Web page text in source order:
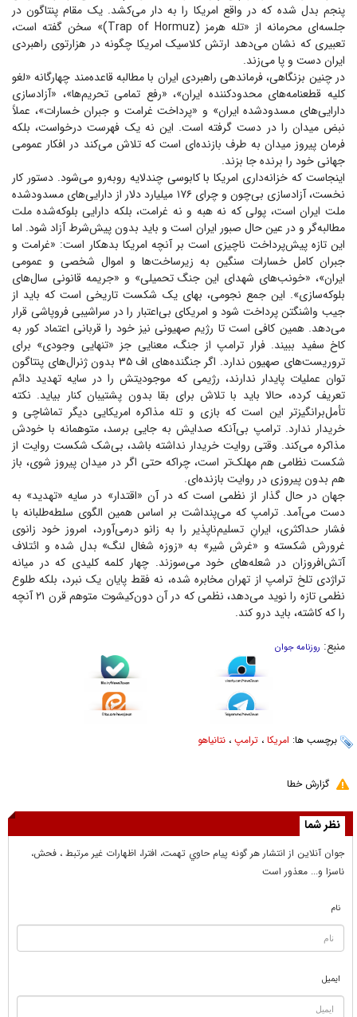
پنجم بدل شده که در واقع امریکا را به دار می‌کشد. یک مقام پنتاگون در
جلسه‌ای محرمانه از «تله هرمز (Trap of Hormuz)» سخن گفته است،
تعبیری که نشان می‌دهد ارتش کلاسیک امریکا چگونه در هزارتوی راهبردی
ایران دست و پا می‌زند.
در چنین بزنگاهی، فرماندهی راهبردی ایران با مطالبه قاعده‌مند چهارگانه «لغو
کلیه قطعنامه‌های محدودکننده ایران»، «رفع تمامی تحریم‌ها»، «آزادسازی
دارایی‌های مسدودشده ایران» و «پرداخت غرامت و جبران خسارات»، عملاً
نبض میدان را در دست گرفته است. این نه یک فهرست درخواست، بلکه
فرمان پیروز میدان به طرف بازنده‌ای است که تلاش می‌کند در افکار عمومی
جهانی خود را برنده جا بزند.
اینجاست که خزانه‌داری امریکا با کابوسی چندلایه روبه‌رو می‌شود. دستور کار
نخست، آزادسازی بی‌چون و چرای ۱۷۶ میلیارد دلار از دارایی‌های مسدودشده
ملت ایران است، پولی که نه هبه و نه غرامت، بلکه دارایی بلوکه‌شده ملت
مطالبه‌گر و در عین حال صبور ایران است و باید بدون پیش‌شرط آزاد شود. اما
این تازه پیش‌پرداخت ناچیزی است بر آنچه امریکا بدهکار است: «غرامت و
جبران کامل خسارات سنگین به زیرساخت‌ها و اموال شخصی و عمومی
ایران»، «خونب‌های شهدای این جنگ تحمیلی» و «جریمه قانونی سال‌های
بلوکه‌سازی». این جمع نجومی، بهای یک شکست تاریخی است که باید از
جیب واشنگتن پرداخت شود و امریکای بی‌اعتبار را در سراشیبی فروپاشی قرار
می‌دهد. همین کافی است تا رژیم صهیونی نیز خود را قربانی اعتماد کور به
کاخ سفید ببیند. فرار ترامپ از جنگ، معنایی جز «تنهایی وجودی» برای
تروریست‌های صهیون ندارد. اگر جنگنده‌های اف ۳۵ بدون ژنرال‌های پنتاگون
توان عملیات پایدار ندارند، رژیمی که موجودیتش را در سایه تهدید دائم
تعریف کرده، حالا باید با تلاش برای بقا بدون پشتیبان کنار بیاید. نکته
تأمل‌برانگیزتر این است که بازی و تله مذاکره امریکایی دیگر تماشاچی و
خریدار ندارد. ترامپ بی‌آنکه صدایش به جایی برسد، متوهمانه با خودش
مذاکره می‌کند. وقتی روایت خریدار نداشته باشد، بی‌شک شکست روایت از
شکست نظامی هم مهلک‌تر است، چراکه حتی اگر در میدان پیروز شوی، باز
هم بدون پیروزی در روایت بازنده‌ای.
جهان در حال گذار از نظمی است که در آن «اقتدار» در سایه «تهدید» به
دست می‌آمد. ترامپ که می‌پنداشت بر اساس همین الگوی سلطه‌طلبانه با
فشار حداکثری، ایرانِ تسلیم‌ناپذیر را به زانو درمی‌آورد، امروز خود زانوی
غرورش شکسته و «غرش شیر» به «زوزه شغال لنگ» بدل شده و ائتلاف
آتش‌افروزان در شعله‌های خود می‌سوزند. چهار کلمه کلیدی که در میانه
تراژدی تلخ ترامپ از تهران مخابره شده، نه فقط پایان یک نبرد، بلکه طلوع
نظمی تازه را نوید می‌دهد، نظمی که در آن دون‌کیشوت متوهم قرن ۲۱ آنچه
را که کاشته، باید درو کند.
منبع: روزنامه جوان
برچسب ها: امریکا ، ترامپ ، نتانیاهو
گزارش خطا
نظر شما
جوان آنلاين از انتشار هر گونه پيام حاوي تهمت، افترا، اظهارات غير مرتبط ، فحش،
ناسزا و... معذور است
نام
ایمیل